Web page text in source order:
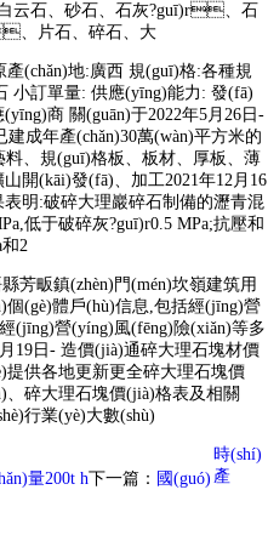
石、砂石、石灰?guī)r、石
、片石、碎石、大
(chǎn)地:廣西 規(guī)格:各種規
小訂單量: 供應(yīng)能力: 發(fā)
商 關(guān)于2022年5月26日-
成年產(chǎn)30萬(wàn)平方米的
、規(guī)格板、板材、厚板、薄
集礦山開(kāi)發(fā)、加工2021年12月16
明:破碎大理巖碎石制備的瀝青混
低于破碎灰?guī)r0.5 MPa;抗壓和
2
芳畈鎮(zhèn)門(mén)坎嶺建筑用
(gè)體戶(hù)信息,包括經(jīng)營
(jīng)營(yíng)風(fēng)險(xiǎn)等多
4月19日- 造價(jià)通碎大理石塊材價
提供各地更新更全碎大理石塊價
、碎大理石塊價(jià)格表及相關
行業(yè)大數(shù)
量200t h下一篇： 國(guó)
時(shí)
產